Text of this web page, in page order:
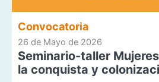
Convocatoria
26 de Mayo de 2026
Seminario-taller
la conquista y